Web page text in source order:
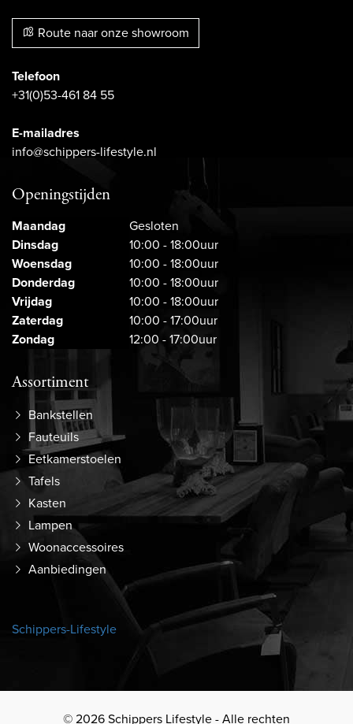
Route naar onze showroom
Telefoon
+31(0)53-461 84 55
E-mailadres
info@schippers-lifestyle.nl
Openingstijden
Maandag
Gesloten
Dinsdag
10:00 - 18:00uur
Woensdag
10:00 - 18:00uur
Donderdag
10:00 - 18:00uur
Vrijdag
10:00 - 18:00uur
Zaterdag
10:00 - 17:00uur
Zondag
12:00 - 17:00uur
Assortiment
Bankstellen
Fauteuils
Eetkamerstoelen
Tafels
Kasten
Lampen
Woonaccessoires
Aanbiedingen
Schippers-Lifestyle
© 2026 Schippers Lifestyle - Alle rechten